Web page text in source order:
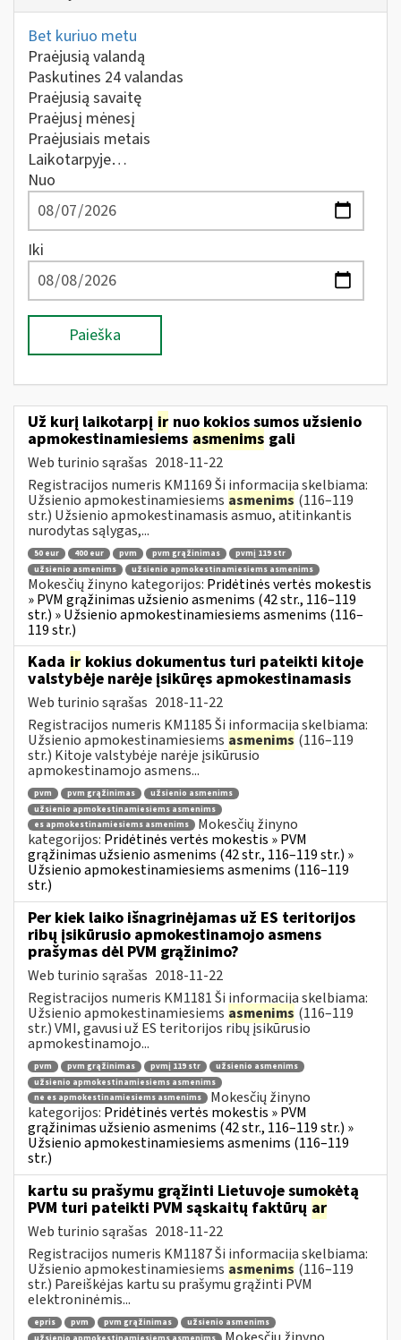
Bet kuriuo metu
Praėjusią valandą
Paskutines 24 valandas
Praėjusią savaitę
Praėjusį mėnesį
Praėjusiais metais
Laikotarpyje…
Nuo
Iki
Paieška
Už kurį laikotarpį ir nuo kokios sumos užsienio
apmokestinamiesiems asmenims gali
Web turinio sąrašas 2018-11-22
Registracijos numeris KM1169 Ši informacija skelbiama:
Užsienio apmokestinamiesiems asmenims (116–119
str.) Užsienio apmokestinamasis asmuo, atitinkantis
nurodytas sąlygas,...
50 eur 400 eur pvm pvm grąžinimas
pvmį 119 str
užsienio asmenims
užsienio apmokestinamiesiems asmenims
Mokesčių žinyno kategorijos: Pridėtinės vertės mokestis
» PVM grąžinimas užsienio asmenims (42 str., 116–119
str.) » Užsienio apmokestinamiesiems asmenims (116–
119 str.)
Kada ir kokius dokumentus turi pateikti kitoje
valstybėje narėje įsikūręs apmokestinamasis
Web turinio sąrašas 2018-11-22
Registracijos numeris KM1185 Ši informacija skelbiama:
Užsienio apmokestinamiesiems asmenims (116–119
str.) Kitoje valstybėje narėje įsikūrusio
apmokestinamojo asmens...
pvm pvm grąžinimas
užsienio asmenims
užsienio apmokestinamiesiems asmenims
es apmokestinamiesiems asmenims
Mokesčių žinyno
kategorijos: Pridėtinės vertės mokestis » PVM
grąžinimas užsienio asmenims (42 str., 116–119 str.) »
Užsienio apmokestinamiesiems asmenims (116–119
str.)
Per kiek laiko išnagrinėjamas už ES teritorijos
ribų įsikūrusio apmokestinamojo asmens
prašymas dėl PVM grąžinimo?
Web turinio sąrašas 2018-11-22
Registracijos numeris KM1181 Ši informacija skelbiama:
Užsienio apmokestinamiesiems asmenims (116–119
str.) VMI, gavusi už ES teritorijos ribų įsikūrusio
apmokestinamojo...
pvm pvm grąžinimas pvmį 119 str
užsienio asmenims
užsienio apmokestinamiesiems asmenims
ne es apmokestinamiesiems asmenims
Mokesčių žinyno
kategorijos: Pridėtinės vertės mokestis » PVM
grąžinimas užsienio asmenims (42 str., 116–119 str.) »
Užsienio apmokestinamiesiems asmenims (116–119
str.)
kartu su prašymu grąžinti Lietuvoje sumokėtą
PVM turi pateikti PVM sąskaitų faktūrų ar
Web turinio sąrašas 2018-11-22
Registracijos numeris KM1187 Ši informacija skelbiama:
Užsienio apmokestinamiesiems asmenims (116–119
str.) Pareiškėjas kartu su prašymu grąžinti PVM
elektroninėmis...
epris pvm pvm grąžinimas
užsienio asmenims